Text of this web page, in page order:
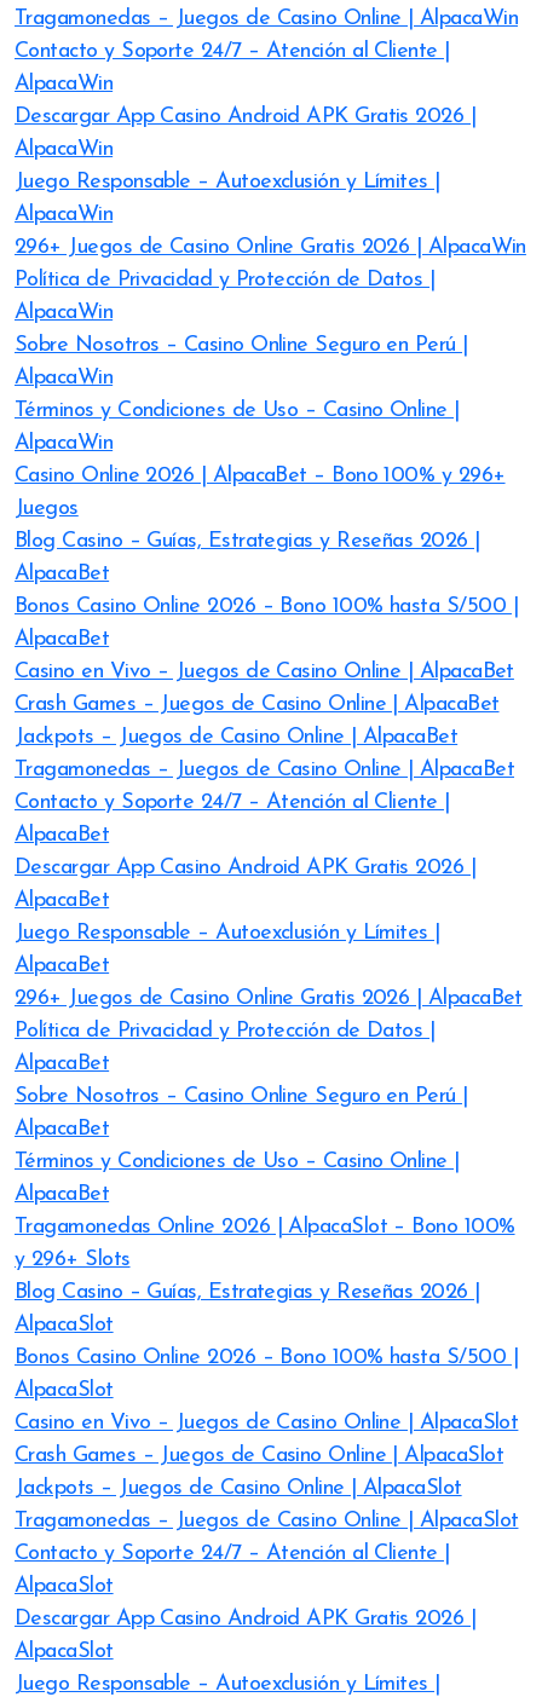
Tragamonedas – Juegos de Casino Online | AlpacaWin
Contacto y Soporte 24/7 – Atención al Cliente |
AlpacaWin
Descargar App Casino Android APK Gratis 2026 |
AlpacaWin
Juego Responsable – Autoexclusión y Límites |
AlpacaWin
296+ Juegos de Casino Online Gratis 2026 | AlpacaWin
Política de Privacidad y Protección de Datos |
AlpacaWin
Sobre Nosotros – Casino Online Seguro en Perú |
AlpacaWin
Términos y Condiciones de Uso – Casino Online |
AlpacaWin
Casino Online 2026 | AlpacaBet – Bono 100% y 296+
Juegos
Blog Casino – Guías, Estrategias y Reseñas 2026 |
AlpacaBet
Bonos Casino Online 2026 – Bono 100% hasta S/500 |
AlpacaBet
Casino en Vivo – Juegos de Casino Online | AlpacaBet
Crash Games – Juegos de Casino Online | AlpacaBet
Jackpots – Juegos de Casino Online | AlpacaBet
Tragamonedas – Juegos de Casino Online | AlpacaBet
Contacto y Soporte 24/7 – Atención al Cliente |
AlpacaBet
Descargar App Casino Android APK Gratis 2026 |
AlpacaBet
Juego Responsable – Autoexclusión y Límites |
AlpacaBet
296+ Juegos de Casino Online Gratis 2026 | AlpacaBet
Política de Privacidad y Protección de Datos |
AlpacaBet
Sobre Nosotros – Casino Online Seguro en Perú |
AlpacaBet
Términos y Condiciones de Uso – Casino Online |
AlpacaBet
Tragamonedas Online 2026 | AlpacaSlot – Bono 100%
y 296+ Slots
Blog Casino – Guías, Estrategias y Reseñas 2026 |
AlpacaSlot
Bonos Casino Online 2026 – Bono 100% hasta S/500 |
AlpacaSlot
Casino en Vivo – Juegos de Casino Online | AlpacaSlot
Crash Games – Juegos de Casino Online | AlpacaSlot
Jackpots – Juegos de Casino Online | AlpacaSlot
Tragamonedas – Juegos de Casino Online | AlpacaSlot
Contacto y Soporte 24/7 – Atención al Cliente |
AlpacaSlot
Descargar App Casino Android APK Gratis 2026 |
AlpacaSlot
Juego Responsable – Autoexclusión y Límites |